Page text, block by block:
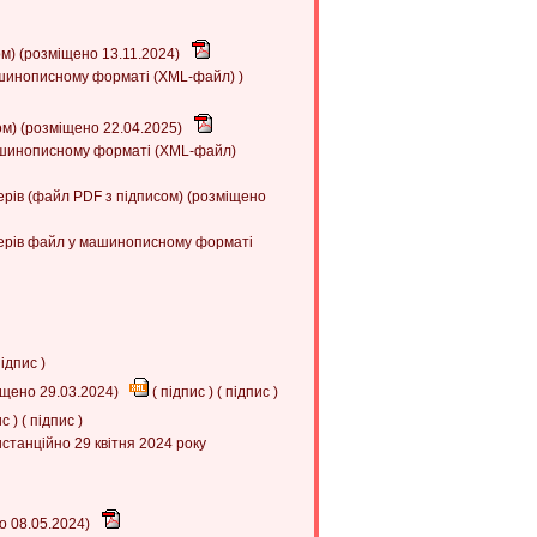
(розміщено 13.11.2024)
форматі (XML-файл) )
(розміщено 22.04.2025)
форматі (XML-файл)
(файл PDF з підписом) (розміщено
файл у машинописному форматі
)
29.03.2024)
( підпис ) ( підпис )
) ( підпис )
29 квітня 2024 року
08.05.2024)